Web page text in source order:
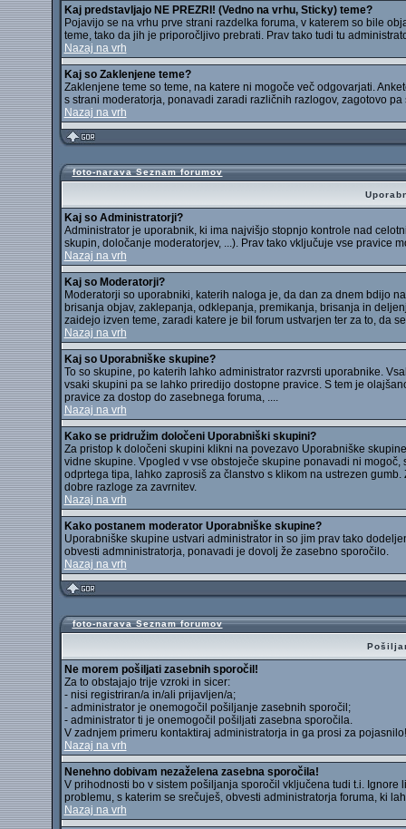
Kaj predstavljajo NE PREZRI! (Vedno na vrhu, Sticky) teme?
Pojavijo se na vrhu prve strani razdelka foruma, v katerem so bile
teme, tako da jih je priporočljivo prebrati. Prav tako tudi tu
Nazaj na vrh
Kaj so Zaklenjene teme?
Zaklenjene teme so teme, na katere ni mogoče več odgovarjati.
s strani moderatorja, ponavadi zaradi različnih razlogov, zagotovo pa
Nazaj na vrh
foto-narava Seznam forumov
Kaj so Administratorji?
Administrator je uporabnik, ki ima najvišjo stopnjo kontrole nad
skupin, določanje moderatorjev, ...). Prav tako vključuje vse pravice
Nazaj na vrh
Kaj so Moderatorji?
Moderatorji so uporabniki, katerih naloga je, da dan za dnem bdijo
brisanja objav, zaklepanja, odklepanja, premikanja, brisanja in
zaidejo izven teme, zaradi katere je bil forum ustvarjen ter za to, da
Nazaj na vrh
Kaj so Uporabniške skupine?
To so skupine, po katerih lahko administrator razvrsti uporabnike.
vsaki skupini pa se lahko priredijo dostopne pravice. S tem je
pravice za dostop do zasebnega foruma, ....
Nazaj na vrh
Kako se pridružim določeni Uporabniški skupini?
Za pristop k določeni skupini klikni na povezavo Uporabniške
vidne skupine. Vpogled v vse obstoječe skupine ponavadi ni
odprtega tipa, lahko zaprosiš za članstvo s klikom na ustrezen
dobre razloge za zavrnitev.
Nazaj na vrh
Kako postanem moderator Uporabniške skupine?
Uporabniške skupine ustvari administrator in so jim prav tako
obvesti admninistratorja, ponavadi je dovolj že zasebno sporočilo.
Nazaj na vrh
foto-narava Seznam forumov
Ne morem pošiljati zasebnih sporočil!
Za to obstajajo trije vzroki in sicer:
- nisi registriran/a in/ali prijavljen/a;
- administrator je onemogočil pošiljanje zasebnih sporočil;
- administrator ti je onemogočil pošiljati zasebna sporočila.
V zadnjem primeru kontaktiraj administratorja in ga prosi za pojasnilo!
Nazaj na vrh
Nenehno dobivam nezaželena zasebna sporočila!
V prihodnosti bo v sistem pošiljanja sporočil vključena tudi t.i.
problemu, s katerim se srečuješ, obvesti administratorja foruma, ki
Nazaj na vrh